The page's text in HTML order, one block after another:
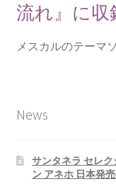
流れ』に収
メスカルのテーマ
News
サンタネラ セレ
ン アネホ 日本発